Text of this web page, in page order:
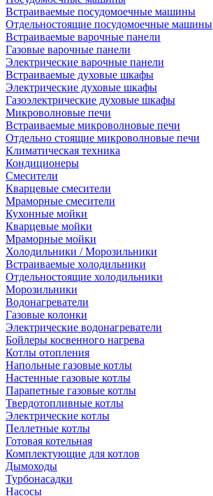
Встраиваемые посудомоечные машины
Отдельностоящие посудомоечные машины
Встраиваемые варочные панели
Газовые варочные панели
Электрические варочные панели
Встраиваемые духовые шкафы
Электрические духовые шкафы
Газоэлектрические духовые шкафы
Микроволновые печи
Встраиваемые микроволновые печи
Отдельно стоящие микроволновые печи
Климатическая техника
Кондиционеры
Смесители
Кварцевые смесители
Мраморные смесители
Кухонные мойки
Кварцевые мойки
Мраморные мойки
Холодильники / Морозильники
Встраиваемые холодильники
Отдельностоящие холодильники
Морозильники
Водонагреватели
Газовые колонки
Электрические водонагреватели
Бойлеры косвенного нагрева
Котлы отопления
Напольные газовые котлы
Настенные газовые котлы
Парапетные газовые котлы
Твердотопливные котлы
Электрические котлы
Пеллетные котлы
Готовая котельная
Комплектующие для котлов
Дымоходы
Турбонасадки
Насосы